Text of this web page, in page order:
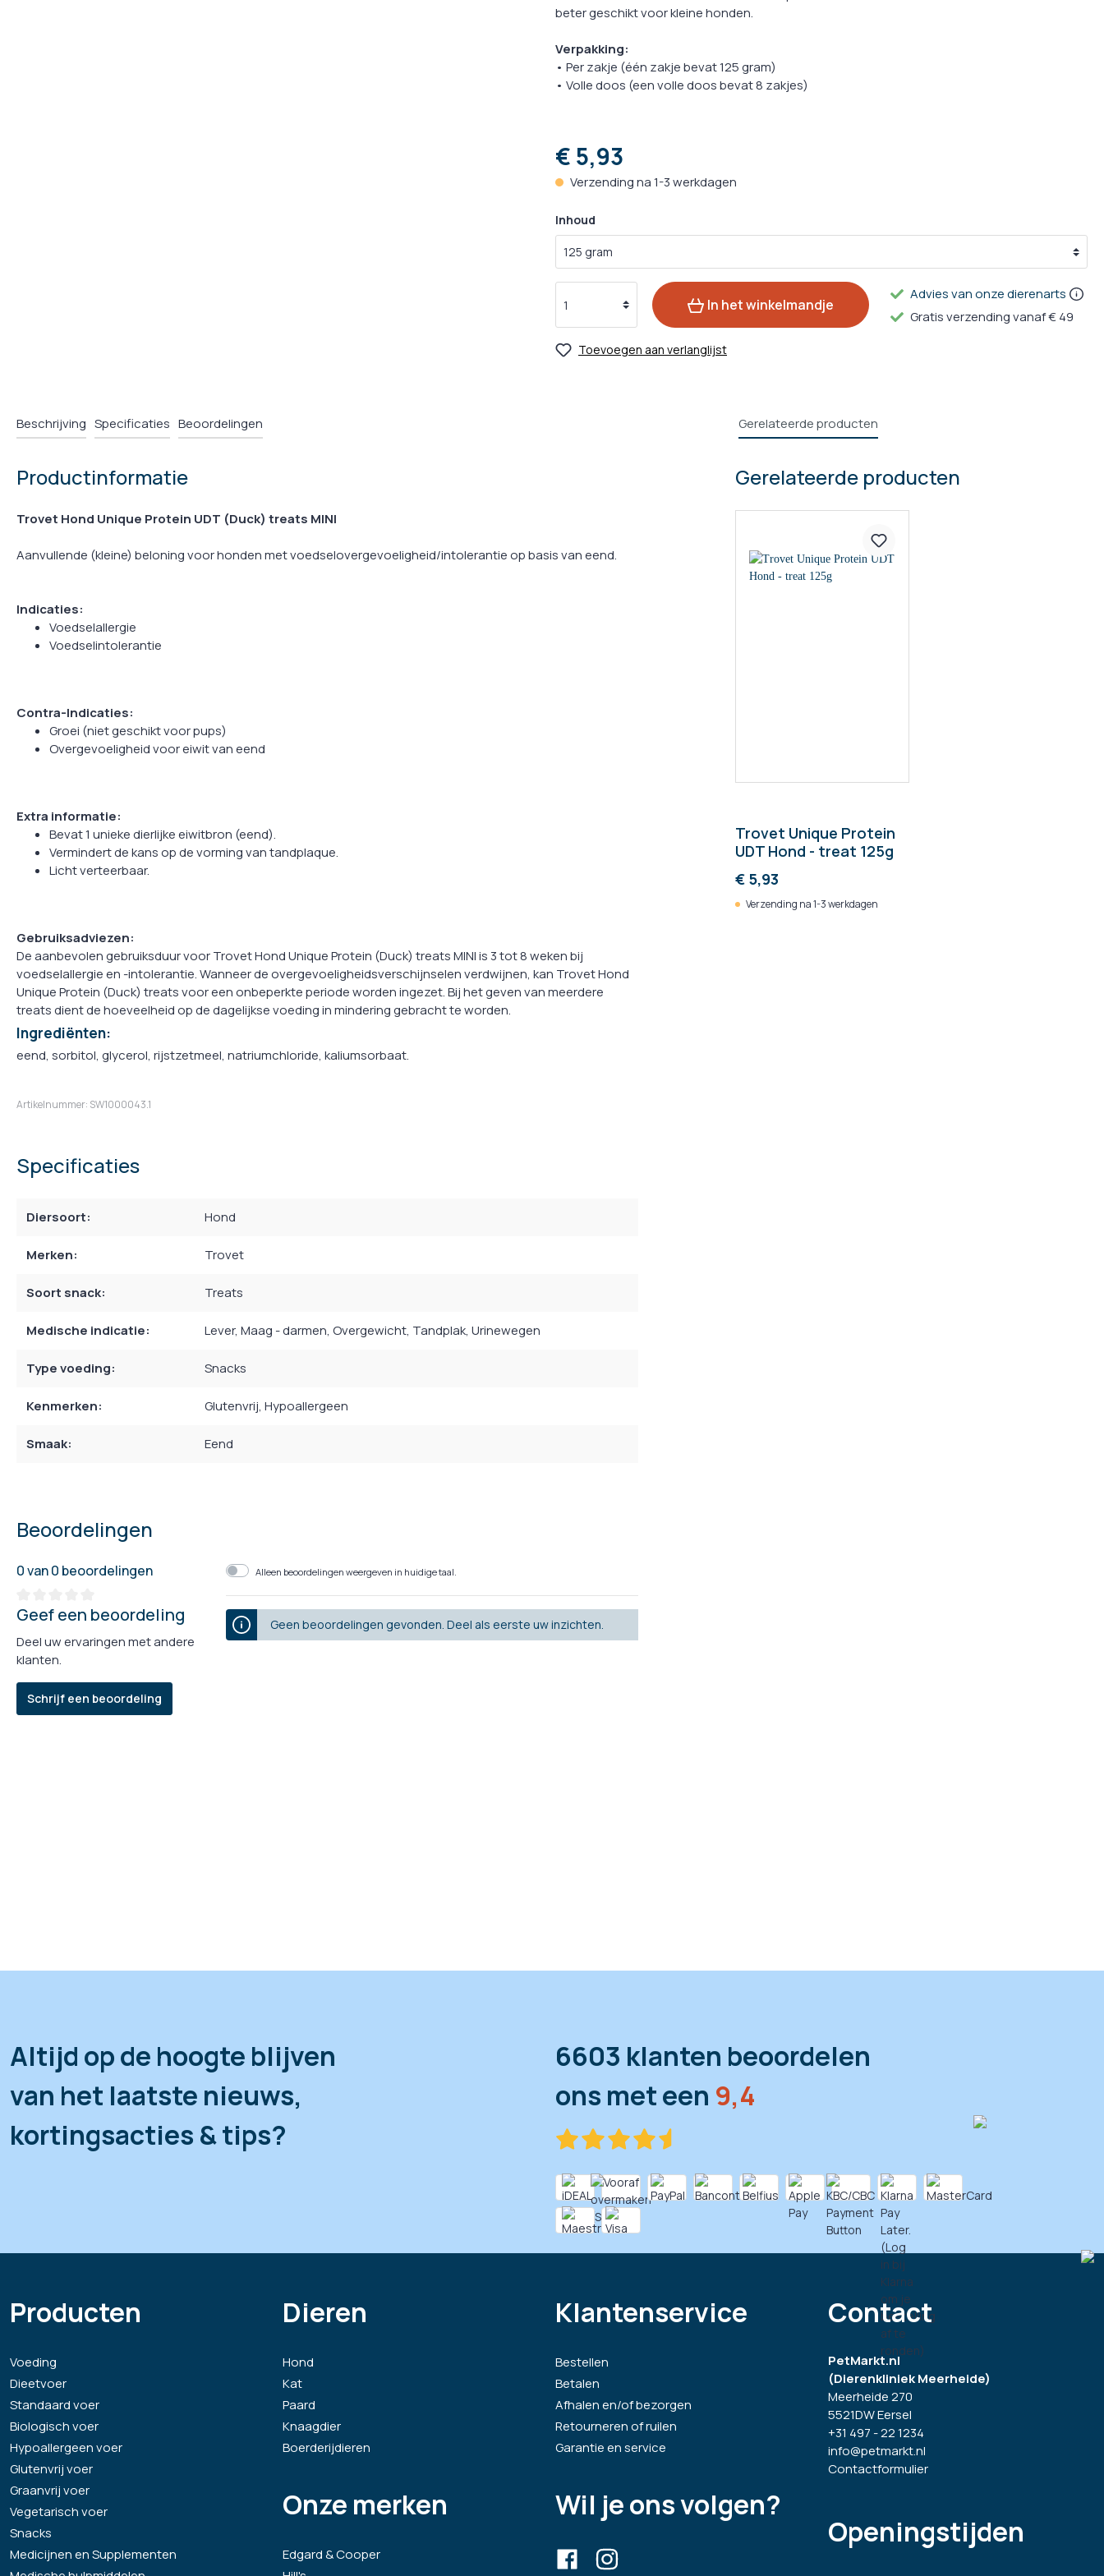
Oogverzorging
Vachtverzorging
Ontworming
Medicijnen en Supplementen
beter geschikt voor kleine honden.
Verpakking:
• Per zakje (één zakje bevat 125 gram)
• Volle doos (een volle doos bevat 8 zakjes)
€ 5,93
Verzending na 1-3 werkdagen
Inhoud
In het winkelmandje
Advies van onze dierenarts
Gratis verzending vanaf € 49
Toevoegen aan verlanglijst
Beschrijving Specificaties Beoordelingen
Productinformatie
Trovet Hond Unique Protein UDT (Duck) treats MINI
Aanvullende (kleine) beloning voor honden met voedselovergevoeligheid/intolerantie op basis van eend.
Indicaties:
Voedselallergie
Voedselintolerantie
Contra-Indicaties:
Groei (niet geschikt voor pups)
Overgevoeligheid voor eiwit van eend
Extra informatie:
Bevat 1 unieke dierlijke eiwitbron (eend).
Vermindert de kans op de vorming van tandplaque.
Licht verteerbaar.
Gebruiksadviezen:
De aanbevolen gebruiksduur voor Trovet Hond Unique Protein (Duck) treats MINI is 3 tot 8 weken bij
voedselallergie en -intolerantie. Wanneer de overgevoeligheidsverschijnselen verdwijnen, kan Trovet Hond
Unique Protein (Duck) treats voor een onbeperkte periode worden ingezet. Bij het geven van meerdere
treats dient de hoeveelheid op de dagelijkse voeding in mindering gebracht te worden.
Ingrediënten:
eend, sorbitol, glycerol, rijstzetmeel, natriumchloride, kaliumsorbaat.
Artikelnummer: SW1000043.1
Specificaties
Diersoort: Hond
Merken: Trovet
Soort snack: Treats
Medische indicatie: Lever, Maag - darmen, Overgewicht, Tandplak, Urinewegen
Type voeding: Snacks
Kenmerken: Glutenvrij, Hypoallergeen
Smaak: Eend
Beoordelingen
0 van 0 beoordelingen
Geef een beoordeling
Deel uw ervaringen met andere
klanten.
Schrijf een beoordeling
Alleen beoordelingen weergeven in huidige taal.
Geen beoordelingen gevonden. Deel als eerste uw inzichten.
Gerelateerde producten
Gerelateerde producten
Trovet Unique Protein
UDT Hond - treat 125g
€ 5,93
Verzending na 1-3 werkdagen
Altijd op de hoogte blijven
van het laatste nieuws,
kortingsacties & tips?
6603 klanten beoordelen
ons met een 9,4
Producten
Voeding
Dieetvoer
Standaard voer
Biologisch voer
Hypoallergeen voer
Glutenvrij voer
Graanvrij voer
Vegetarisch voer
Snacks
Medicijnen en Supplementen
Dieren
Hond
Kat
Paard
Knaagdier
Boerderijdieren
Onze merken
Edgard & Cooper
Klantenservice
Bestellen
Betalen
Afhalen en/of bezorgen
Retourneren of ruilen
Garantie en service
Wil je ons volgen?
Contact
PetMarkt.nl
(Dierenkliniek Meerheide)
Meerheide 270
5521DW Eersel
+31 497 - 22 1234
info@petmarkt.nl
Contactformulier
Openingstijden